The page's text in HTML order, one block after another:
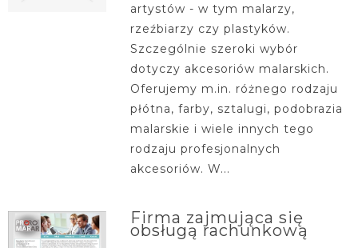
artystów - w tym malarzy,
rzeźbiarzy czy plastyków.
Szczególnie szeroki wybór
dotyczy akcesoriów malarskich.
Oferujemy m.in. różnego rodzaju
płótna, farby, sztalugi, podobrazia
malarskie i wiele innych tego
rodzaju profesjonalnych
akcesoriów. W...
Firma zajmująca się
obsługą rachunkową